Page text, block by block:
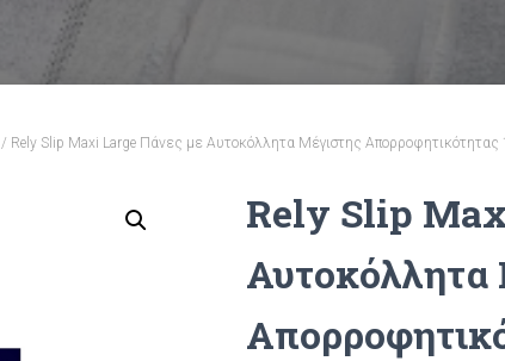
/ Rely Slip Maxi Large Πάνες με Αυτοκόλλητα Μέγιστης
Rely Slip
Αυτοκόλλητα